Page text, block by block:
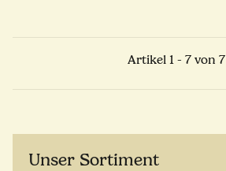
Artikel 1 - 7 von 7
Unser Sortiment